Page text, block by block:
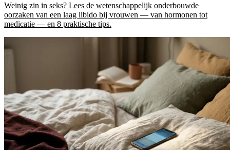
Weinig zin in seks? Lees de wetenschappelijk onderbouwde
oorzaken van een laag libido bij vrouwen — van hormonen tot
medicatie — en 8 praktische tips.